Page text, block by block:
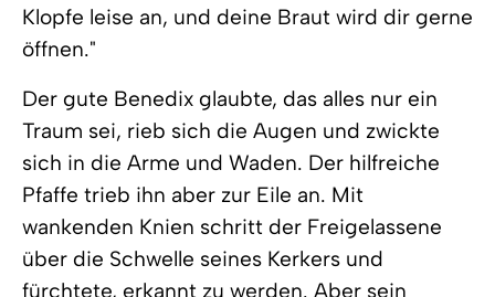
Klopfe leise an, und deine Braut wird dir gerne
öffnen."
Der gute Benedix glaubte, das alles nur ein
Traum sei, rieb sich die Augen und zwickte
sich in die Arme und Waden. Der hilfreiche
Pfaffe trieb ihn aber zur Eile an. Mit
wankenden Knien schritt der Freigelassene
über die Schwelle seines Kerkers und
fürchtete, erkannt zu werden. Aber sein